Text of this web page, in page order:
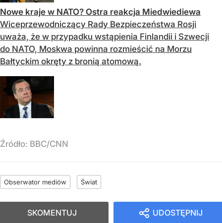
Nowe kraje w NATO? Ostra reakcja Miedwiediewa
Wiceprzewodniczący Rady Bezpieczeństwa Rosji
uważa, że w przypadku wstąpienia Finlandii i Szwecji
do NATO, Moskwa powinna rozmieścić na Morzu
Bałtyckim okręty z bronią atomową.
Źródło: BBC/CNN
Obserwator mediów Świat
UDOSTĘPNIJ
SKOMENTUJ